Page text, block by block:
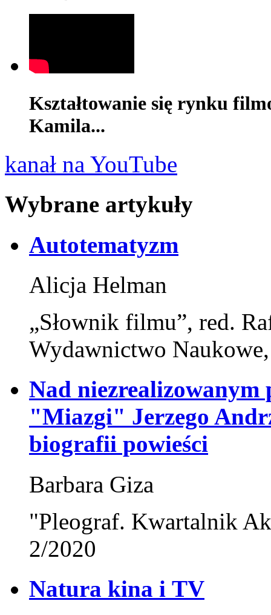
Kształtowanie się rynku
Kamila...
kanał na YouTube
Wybrane artykuły
Autotematyzm
Alicja Helman
„Słownik filmu”, red.
Wydawnictwo
Nad
"Miazgi" Jerzego
biografii powieści
Barbara Giza
"Pleograf. Kwartalnik
2/2020
Natura kina i TV